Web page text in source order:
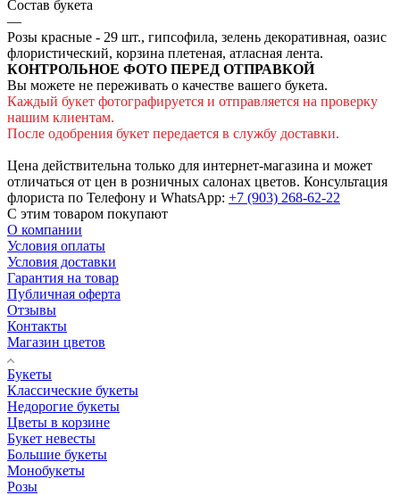
Состав букета
—
Розы красные - 29 шт., гипсофила, зелень декоративная, оазис
флористический, корзина плетеная, атласная лента.
КОНТРОЛЬНОЕ ФОТО ПЕРЕД ОТПРАВКОЙ
Вы можете не переживать о качестве вашего букета.
Каждый букет фотографируется и отправляется на проверку
нашим клиентам.
После одобрения букет передается в службу доставки.
Цена действительна только для интернет-магазина и может
отличаться от цен в розничных салонах цветов. Консультация
флориста по Телефону и WhatsApp: +7 (903) 268-62-22
С этим товаром покупают
О компании
Условия оплаты
Условия доставки
Гарантия на товар
Публичная оферта
Отзывы
Контакты
Магазин цветов
Букеты
Классические букеты
Недорогие букеты
Цветы в корзине
Букет невесты
Большие букеты
Монобукеты
Розы